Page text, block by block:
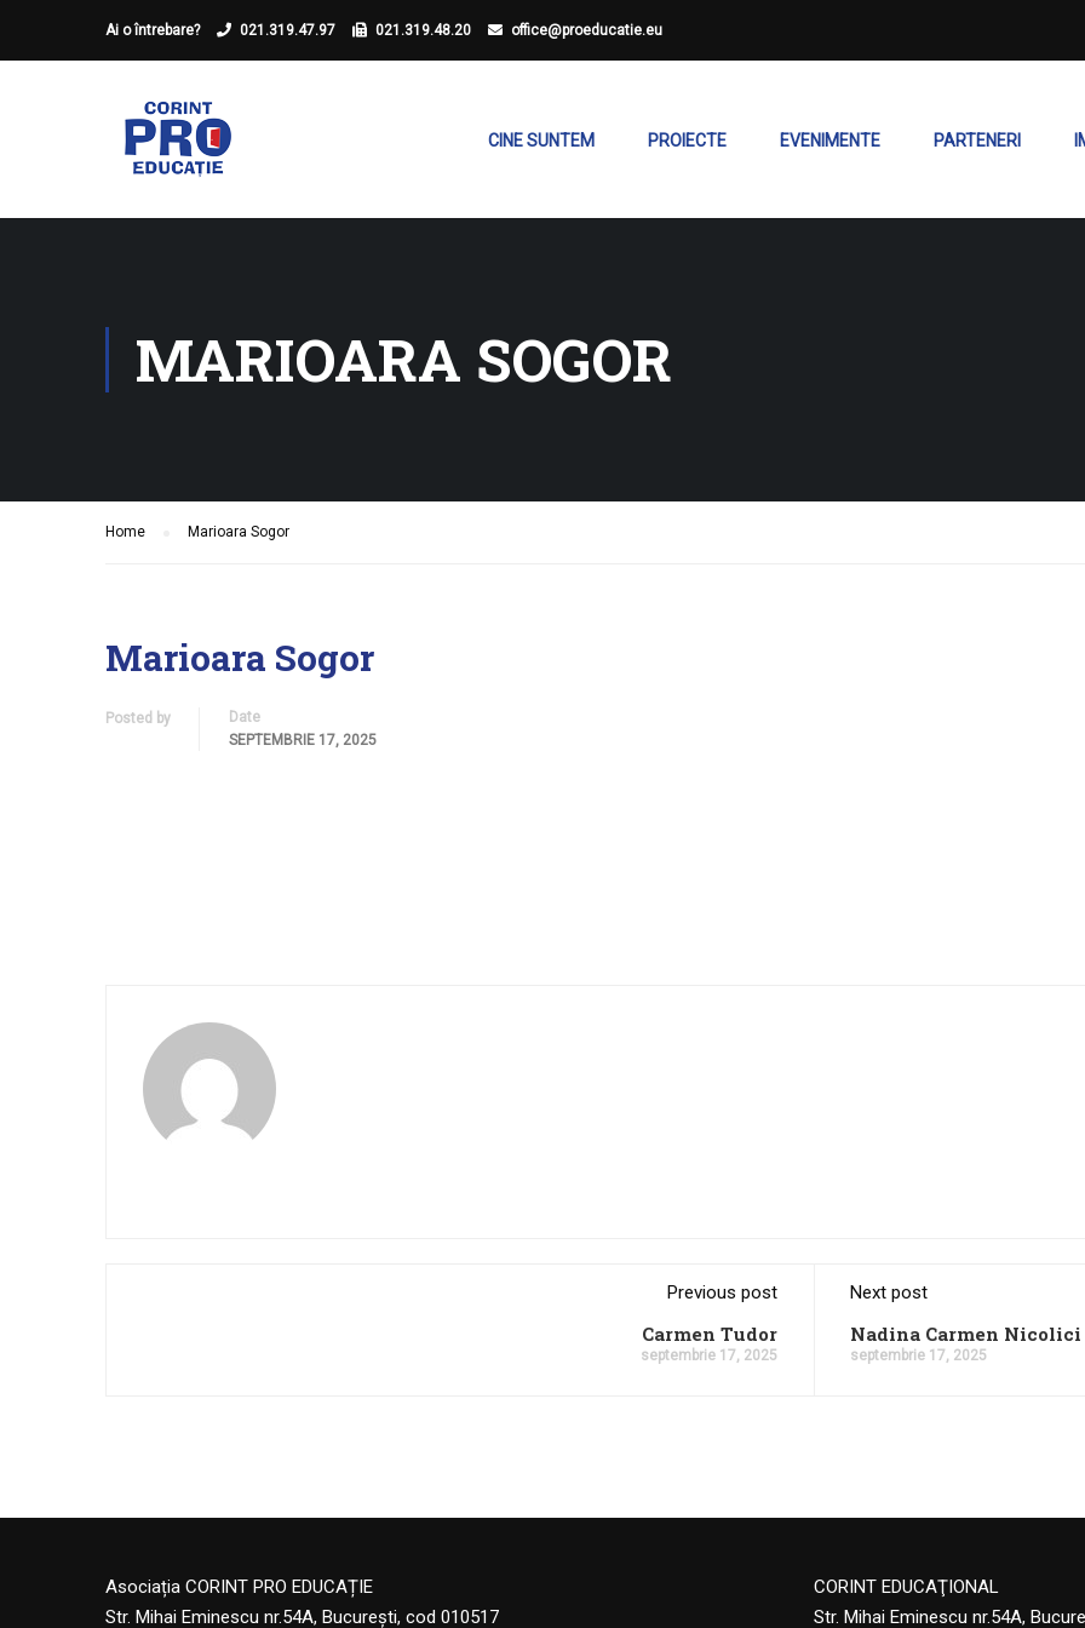
Ai o întrebare? 021.319.47.97 021.319.48.20 office@proeducatie.eu
CINE SUNTEM PROIECTE EVENIMENTE PARTENERI
MARIOARA SOGOR
Home Marioara Sogor
Marioara Sogor
Posted by
Date
SEPTEMBRIE 17, 2025
Previous post
Carmen Tudor
septembrie 17, 2025
Next post
Nadina Carmen Nicolici
septembrie 17, 2025
Asociația CORINT PRO EDUCAȚIE
Str. Mihai Eminescu nr.54A, București, cod 010517
CORINT EDUCAŢIONAL
Str. Mihai Eminescu nr.54A,